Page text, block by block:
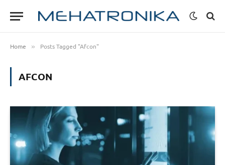
Home » Posts Tagged "Afcon"
AFCON